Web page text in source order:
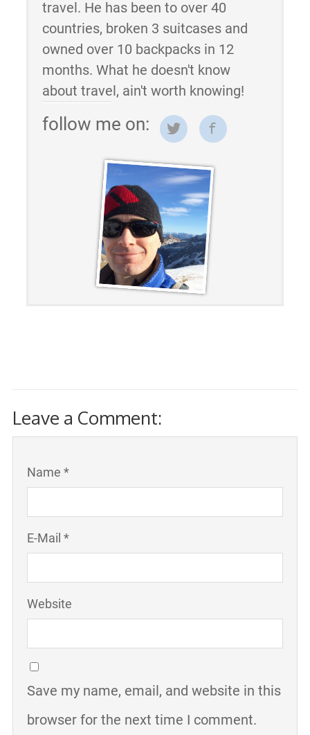
travel. He has been to over 40
countries, broken 3 suitcases and
owned over 10 backpacks in 12
months. What he doesn't know
about travel, ain't worth knowing!
follow me on:
Leave a Comment:
Name *
E-Mail *
Website
Save my name, email, and website in this
browser for the next time I comment.